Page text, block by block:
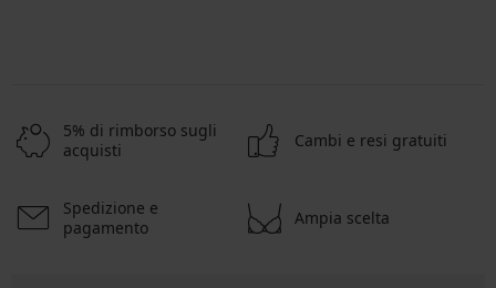
5% di rimborso sugli
acquisti
Cambi e resi gratuiti
Spedizione e
pagamento
Ampia scelta